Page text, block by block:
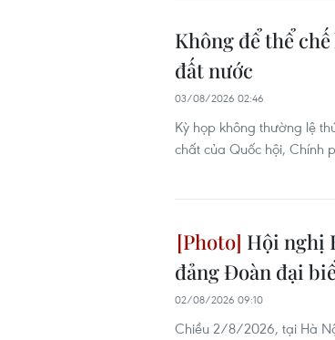
Không để thể
đất nước
03/08/2026 02:46
Kỳ họp không thường lệ
chất của Quốc hội, Chính
Hội nghị
đảng Đoàn đại
02/08/2026 09:10
Chiều 2/8/2026, tại Hà